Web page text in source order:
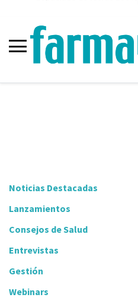
Noticias Destacadas
Lanzamientos
Consejos de Salud
Entrevistas
Gestión
Webinars